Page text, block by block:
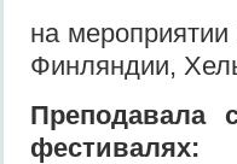
на
Финляндии,
Преподавала
фестивалях: